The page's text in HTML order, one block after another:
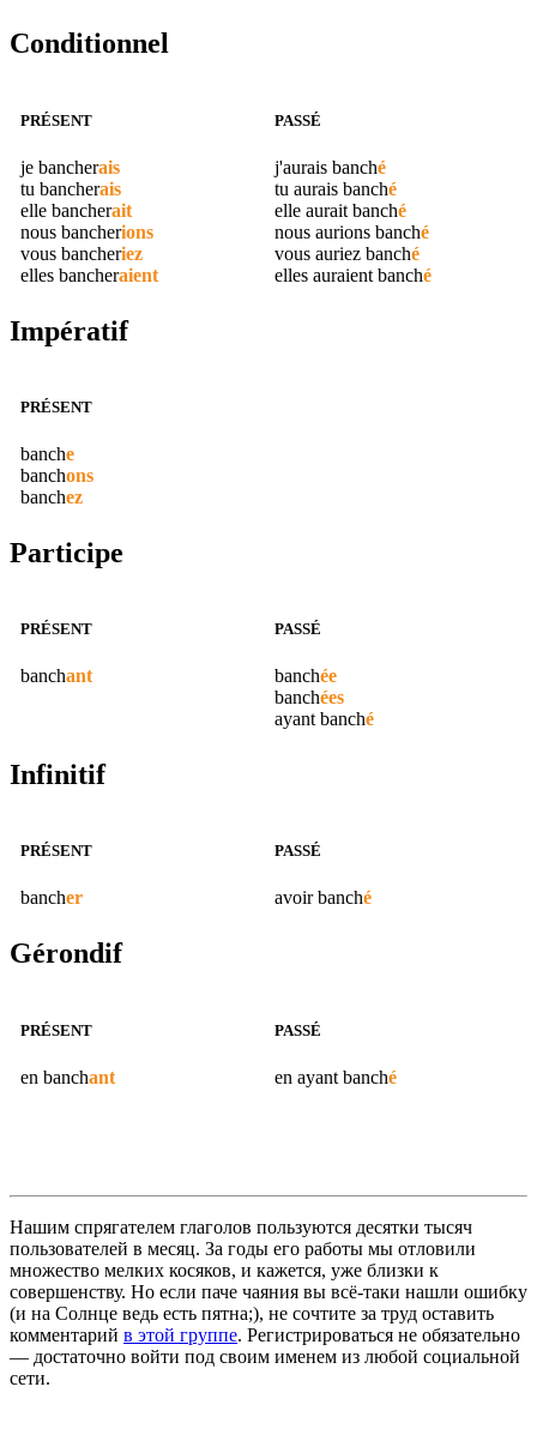
Conditionnel
PRÉSENT
je bancherais
tu bancherais
elle bancherait
nous bancherions
vous bancheriez
elles bancheraient
PASSÉ
j'aurais banché
tu aurais banché
elle aurait banché
nous aurions banché
vous auriez banché
elles auraient banché
Impératif
PRÉSENT
banche
banchons
banchez
Participe
PRÉSENT
banchant
PASSÉ
banchée
banchées
ayant banché
Infinitif
PRÉSENT
bancher
PASSÉ
avoirbanché
Gérondif
PRÉSENT
en banchant
PASSÉ
en ayant banché
Нашим спрягателем глаголов пользуются десятки тысяч
пользователей в месяц. За годы его работы мы отловили
множество мелких косяков, и кажется, уже близки к
совершенству. Но если паче чаяния вы всё-таки нашли ошибку
(и на Солнце ведь есть пятна;), не сочтите за труд оставить
комментарий в этой группе. Регистрироваться не обязательно
— достаточно войти под своим именем из любой социальной
сети.